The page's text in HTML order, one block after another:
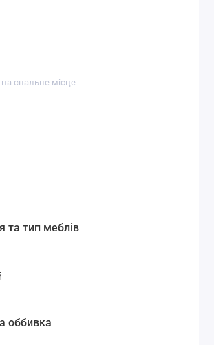
спальне місце
та тип меблів
оббивка